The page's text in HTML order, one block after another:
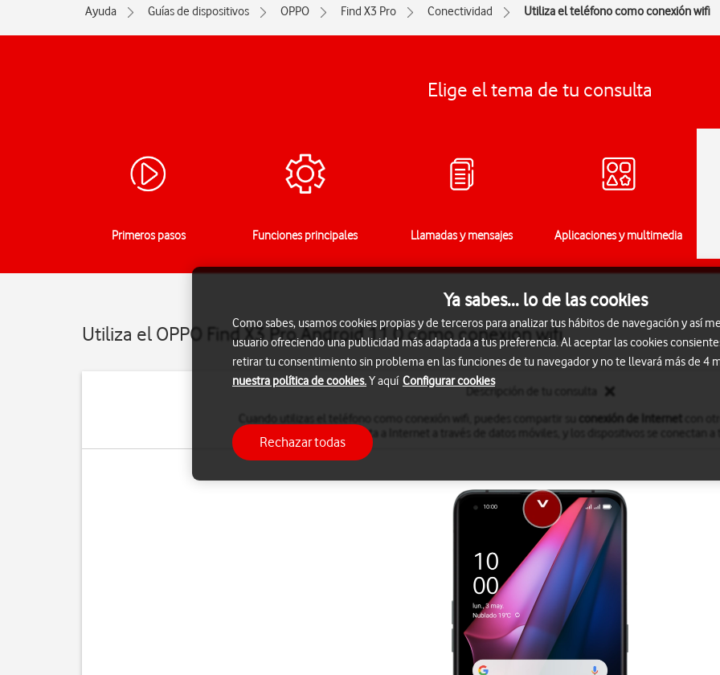
Ayuda Guías de dispositivos OPPO Find X3 Pro Conectividad Utiliza el teléfono como conexión wifi
Elige el tema de tu consulta
Primeros pasos Funciones principales Llamadas y mensajes Aplicaciones y multimedia
Utiliza el OPPO Find X3 Pro Android 11.0 como conexión wifi
Descripción de tu consulta
conexión de Internet
tu teléfono se conecta a Internet a través de datos móviles, y los dispositivos se conectan a
Ya sabes... lo de las cookies
Como sabes, usamos cookies propias y de terceros para analizar tus hábitos de navegación y así
usuario ofreciendo una publicidad más adaptada a tus preferencia. Al aceptar las cookies
retirar tu consentimiento sin problema en las funciones de tu navegador y no te llevará más de 4
nuestra política de cookies.Y aquí Configurar cookies
Rechazar todas